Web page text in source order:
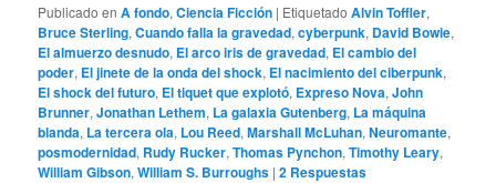
Publicado en A fondo,Ciencia Ficción | Etiquetado Alvin Toffler,
Bruce Sterling,Cuando falla la gravedad,cyberpunk, David Bowie,
El almuerzo desnudo, El arco iris de gravedad, El cambio del
poder, El jinete de la onda del shock, El nacimiento del ciberpunk,
El shock del futuro, El tiquet que explotó, Expreso Nova,John
Brunner,Jonathan Lethem, La galaxia Gutenberg, La máquina
blanda, La tercera ola, Lou Reed,Marshall McLuhan,Neuromante,
posmodernidad, Rudy Rucker,Thomas Pynchon,Timothy Leary,
William Gibson,William S. Burroughs |2 Respuestas